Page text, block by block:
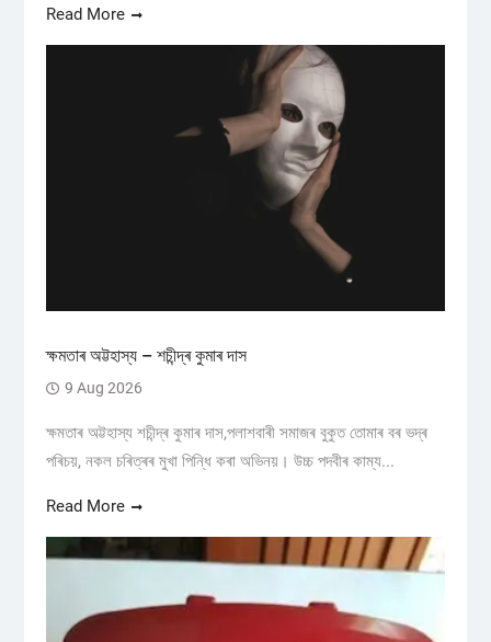
Read More
ক্ষমতাৰ অট্টহাস্য – শচীন্দ্ৰ কুমাৰ দাস
9 Aug 2026
ক্ষমতাৰ অট্টহাস্য শচীন্দ্ৰ কুমাৰ দাস,পলাশবাৰী সমাজৰ বুকুত তোমাৰ বৰ ভদ্ৰ
পৰিচয়, নকল চৰিত্ৰৰ মুখা পিন্ধি কৰা অভিনয়। উচ্চ পদবীৰ কাম্য...
Read More